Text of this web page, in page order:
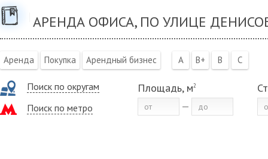
АРЕНДА ОФИСА, ПО УЛИЦЕ
Аренда Покупка Арендный бизнес A B+ B C
Поиск по округам
Поиск по метро
Площадь, м2